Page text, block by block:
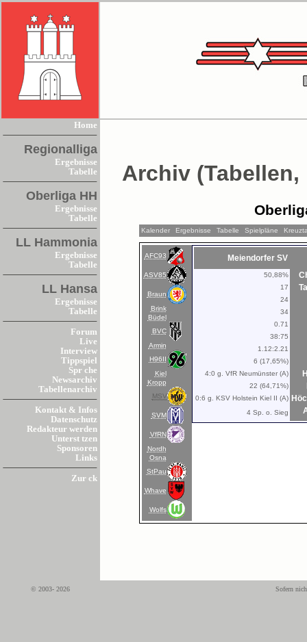
Home
Regionalliga
Ergebnisse
Tabelle
Oberliga HH
Ergebnisse
Tabelle
LL Hammonia
Ergebnisse
Tabelle
LL Hansa
Ergebnisse
Tabelle
Forum
Live
Interview
Tippspiel
Spr che
Newsarchiv
Tabellenarchiv
Kontakt & Infos
Datenschutz
Redakteur werden
Unterst tzen
Sponsoren
Links
Zur ck
Archiv
Kalender Ergebnisse Tabelle Spielpläne
AFC93
ASV85
Braun
Brink
Büdel
BVC
Armin
H96II
Kiel
Kropp
MSV
SVM
VfRN
Nordh
Osna
StPau
Whave
Wolfs
Meiendorfer SV
50,88%
17
24
34
0.71
38:75
1.12:2.21
6 (17,65%)
4:0 g. VfR Neumünster (A)
22 (64,71%)
0:6 g. KSV Holstein Kiel II (A)
4 Sp. o. Sieg
© 2003- 2026 Sofern